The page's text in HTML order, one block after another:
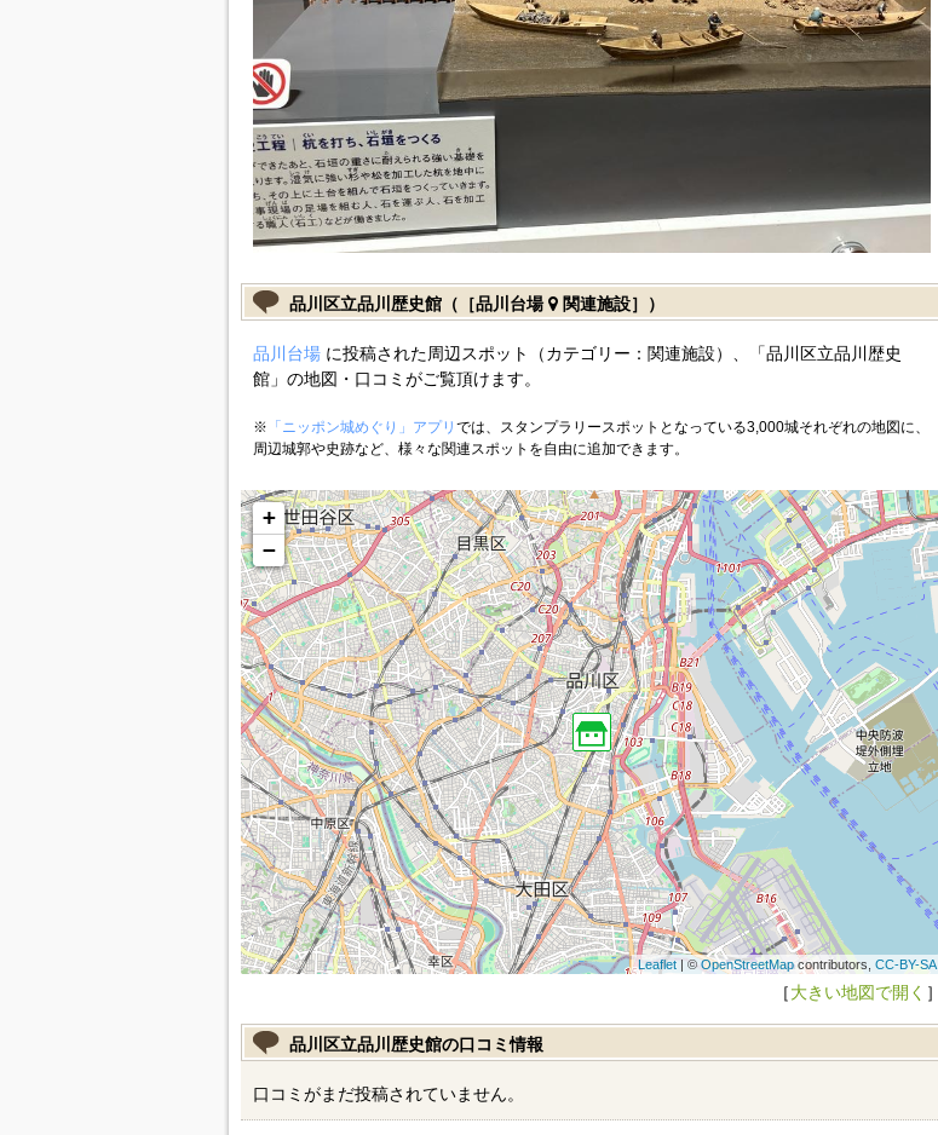
品川区立品川歴史館（［品川台場 関連施設］）
品川台場に投稿された周辺スポット（カテゴリー：関連施設）、「品川区立品川歴史
館」の地図・口コミがご覧頂けます。
※ 「ニッポン城めぐり」アプリ では、スタンプラリースポットとなっている3,000城それぞれの地図に、
周辺城郭や史跡など、様々な関連スポットを自由に追加できます。
+
−
Leaflet| ©OpenStreetMapcontributors, CC-BY-SA
［大きい地図で開く ］
品川区立品川歴史館の口コミ情報
口コミがまだ投稿されていません。